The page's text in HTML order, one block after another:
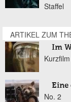
Staffel
ARTIKEL ZUM
Im
Eine
No. 2